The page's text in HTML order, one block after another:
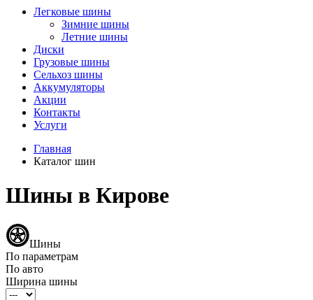
Легковые шины
Зимние шины
Летние шины
Диски
Грузовые шины
Сельхоз шины
Аккумуляторы
Акции
Контакты
Услуги
Главная
Каталог шин
Шины в Кирове
Шины
По параметрам
По авто
Ширина шины